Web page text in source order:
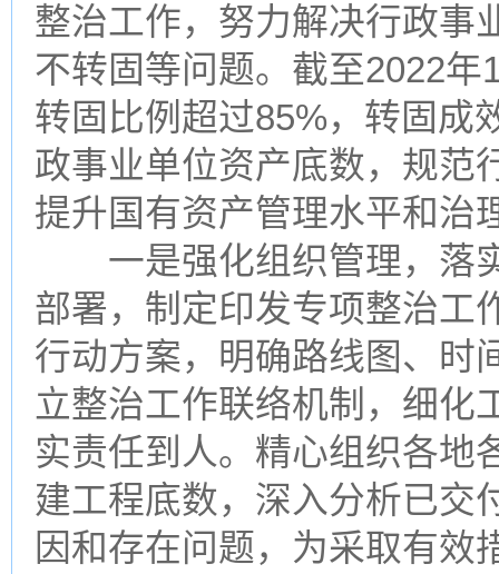
整治工作，努力解决行政事
不转固等问题。截至2022
转固比例超过85%，转固成
政事业单位资产底数，规范
提升国有资产管理水平和治
一是强化组织管理，落实
部署，制定印发专项整治工
行动方案，明确路线图、时
立整治工作联络机制，细化
实责任到人。精心组织各地
建工程底数，深入分析已交
因和存在问题，为采取有效